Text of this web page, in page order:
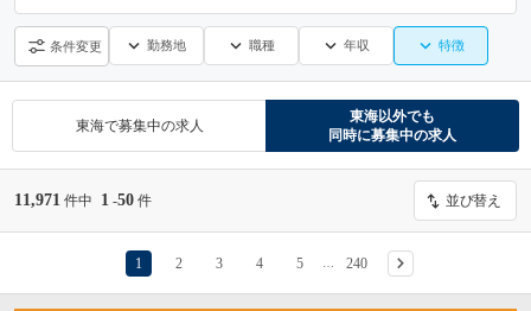
条件変更 勤務地 職種 年収 特徴
東海で募集中の求人
東海以外でも
同時に募集中の求人
11,971 件中 1 -50 件 並び替え
1 2 3 4 5 240